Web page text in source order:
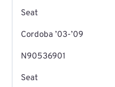
Seat
Cordoba ’03-’09
N90536901
Seat